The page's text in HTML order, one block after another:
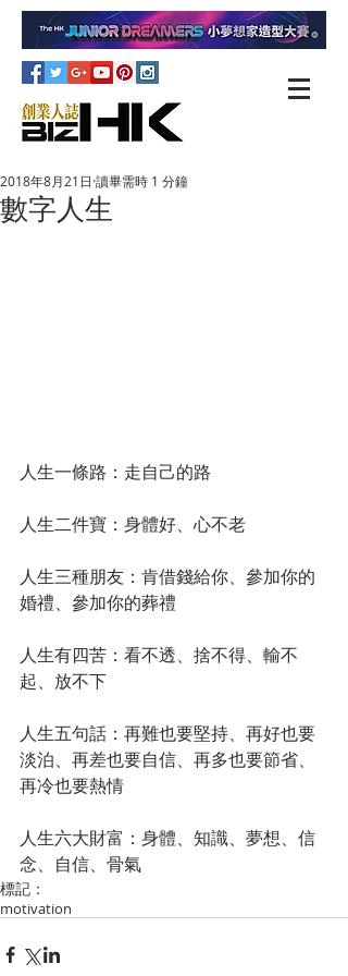
數字人生
2018年8月21日 讀畢需時 1 分鐘
人生一條路：走自己的路
人生二件寶：身體好、心不老
人生三種朋友：肯借錢給你、參加你的
婚禮、參加你的葬禮
人生有四苦：看不透、捨不得、輸不
起、放不下
人生五句話：再難也要堅持、再好也要
淡泊、再差也要自信、再多也要節省、
再冷也要熱情
人生六大財富：身體、知識、夢想、信
念、自信、骨氣
標記：
motivation